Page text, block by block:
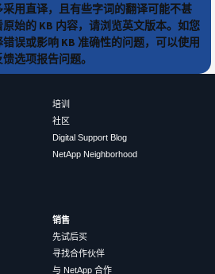
用直译，且有些字词的翻译可能不甚
始的 KB 内容，请浏览英文版本。如您
误或影响 KB 准确性的问题，可以使用
选项报告问题。
培训
社区
Digital Support Blog
NetApp Neighborhood
销售
先试后买
寻找合作伙伴
与 NetApp 合作